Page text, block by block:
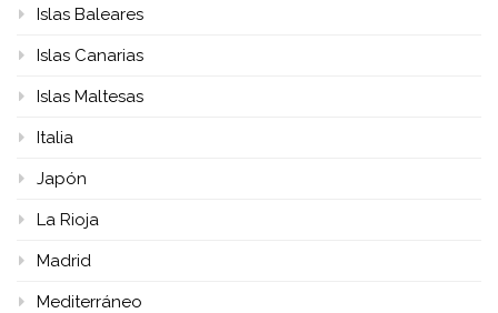
Islas Baleares
Islas Canarias
Islas Maltesas
Italia
Japón
La Rioja
Madrid
Mediterráneo